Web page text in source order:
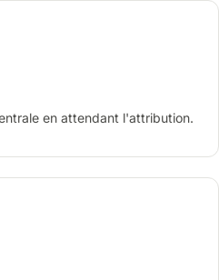
en attendant l'attribution.